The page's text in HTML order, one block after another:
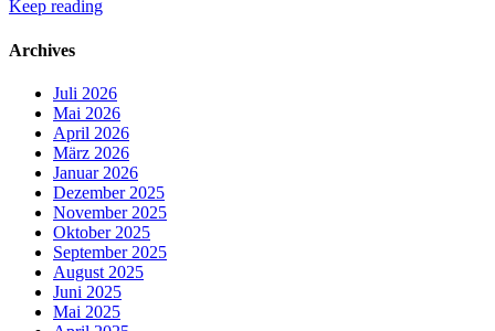
Keep reading
Archives
Juli 2026
Mai 2026
April 2026
März 2026
Januar 2026
Dezember 2025
November 2025
Oktober 2025
September 2025
August 2025
Juni 2025
Mai 2025